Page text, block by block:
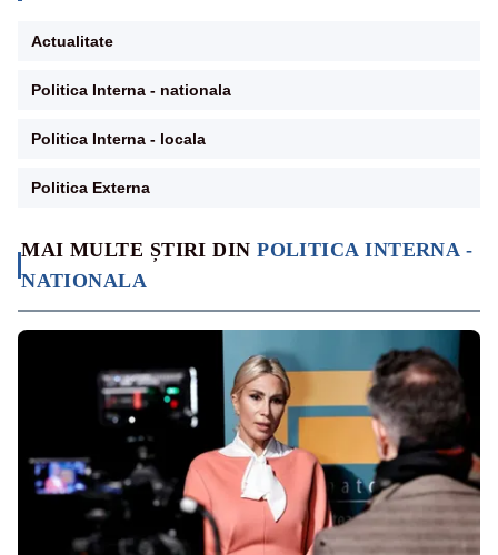
MAI MULTE ȘTIRI DINPOLITICA INTERNA -
NATIONALA
Actualitate
Politica Interna - nationala
Politica Interna - locala
Politica Externa